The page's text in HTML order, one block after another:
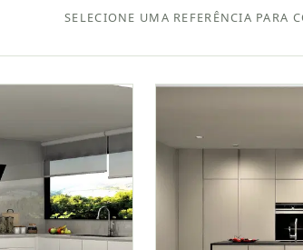
SELECIONE UMA REFERÊNCIA PARA